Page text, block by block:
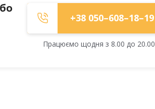
+38 050–608–18–19
Працюємо щодня з 8.00 до 20.00